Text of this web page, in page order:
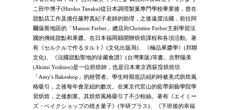
こ田中博子(Hiroko Tanaka)從日本調理製菓專門學校畢業後，曾在
甜點店工作及擔任藤野真紀子老師的助理，之後遠渡法國，前往阿
爾薩斯地區的「Maison Ferber」總店向Christine Ferber主廚學習法
國的傳統甜點和果醬。在日本福岡縣開辦烘焙課程和各項活動。著
有《セルクルで作るタルト》(文化出版局)、《極品果醬學》(邦聯
文化)、《法國甜點聖地的珍藏食譜》(台灣東販)等書。吉野陽美
(Akimi Yoshino)是一位烘焙師，也是日本東京西荻窪烘焙坊
「Amy's Bakeshop」的經營者。學生時期造訪紐約時被美式烘焙風
格吸引，之後每年會至紐約數次。在東京代官山的藍帶廚藝學院學
習烘焙，之後創業。其烘焙風格吸引了不少粉絲。著有《エイミー
ズ・ベイクショップの焼き菓子》(学研プラス)、《下班後的幸福